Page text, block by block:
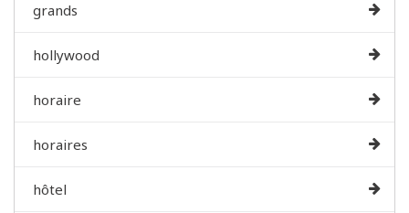
grands
hollywood
horaire
horaires
hôtel